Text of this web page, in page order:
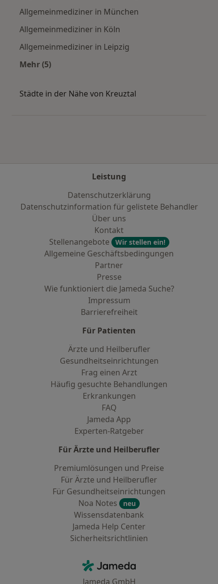
Allgemeinmediziner in München
Allgemeinmediziner in Köln
Allgemeinmediziner in Leipzig
Mehr (5)
Städte in der Nähe von Kreuztal
Leistung
Datenschutzerklärung
Datenschutzinformation für gelistete Behandler
Über uns
Kontakt
Stellenangebote
Wir stellen ein!
Allgemeine Geschäftsbedingungen
Partner
Presse
Wie funktioniert die Jameda Suche?
Impressum
Barrierefreiheit
Für Patienten
Ärzte und Heilberufler
Gesundheitseinrichtungen
Frag einen Arzt
Häufig gesuchte Behandlungen
Erkrankungen
FAQ
Jameda App
Experten-Ratgeber
Für Ärzte und Heilberufler
Premiumlösungen und Preise
Für Ärzte und Heilberufler
Für Gesundheitseinrichtungen
Noa Notes
neu
Wissensdatenbank
Jameda Help Center
Sicherheitsrichtlinien
Jameda - Startseite
Jameda GmbH